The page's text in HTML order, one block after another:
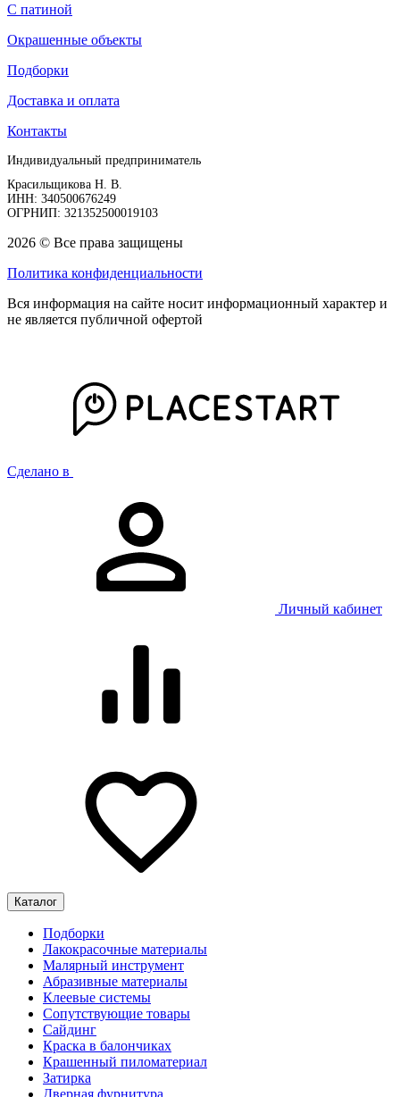
С патиной
Окрашенные объекты
Подборки
Доставка и оплата
Контакты
Индивидуальный предприниматель
Красильщикова Н. В.
ИНН: 340500676249
ОГРНИП: 321352500019103
2026 © Все права защищены
Политика конфиденциальности
Вся информация на сайте носит информационный характер и
не является публичной офертой
Сделано в
Личный кабинет
Каталог
Подборки
Лакокрасочные материалы
Малярный инструмент
Абразивные материалы
Клеевые системы
Сопутствующие товары
Сайдинг
Краска в балончиках
Крашенный пиломатериал
Затирка
Дверная фурнитура